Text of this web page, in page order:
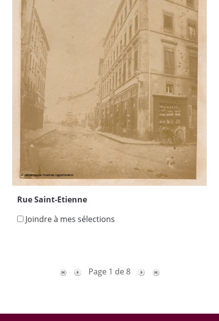
Rue Saint-Etienne
Joindre à mes sélections
Page 1 de 8